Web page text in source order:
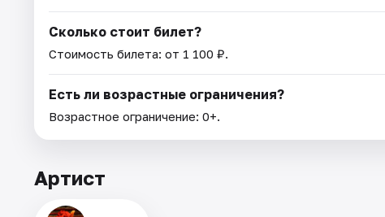
Сколько стоит билет?
Стоимость билета: от 1 100 ₽.
Есть ли возрастные ограничения?
Возрастное ограничение: 0+.
Артист